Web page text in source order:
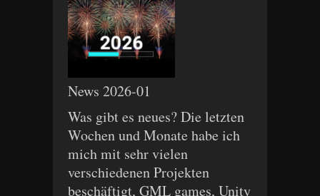
News 2026-01
Was gibt es neues? Die letzten
Wochen und Monate habe ich
mich mit sehr vielen
verschiedenen Projekten
beschäftigt, GML games, Unity